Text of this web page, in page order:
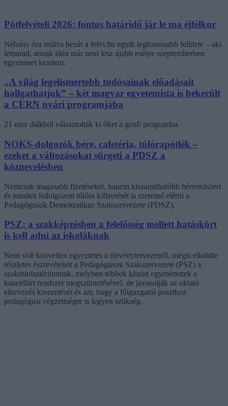
Pótfelvételi 2026: fontos határidő jár le ma éjfélkor
Néhány óra múlva bezár a felvi.hu egyik legfontosabb felülete – aki
lemarad, annak idén már nem lesz újabb esélye szeptemberben
egyetemet kezdeni.
„A világ legelismertebb tudósainak előadásait
hallgathatjuk” – két magyar egyetemista is bekerült
a CERN nyári programjába
21 ezer diákból választották ki őket a genfi programba.
NOKS-dolgozók bére, cafetéria, túlórapótlék –
ezeket a változásokat sürgeti a PDSZ a
köznevelésben
Nemcsak magasabb fizetéseket, hanem kiszámíthatóbb bérrendszert
és minden ledolgozott túlóra kifizetését is szeretné elérni a
Pedagógusok Demokratikus Szakszervezete (PDSZ).
PSZ: a szakképzésben a felelősség mellett hatáskört
is kell adni az iskoláknak
Nem volt közvetlen egyeztetés a törvénytervezetről, mégis elküldte
részletes észrevételeit a Pedagógusok Szakszervezete (PSZ) a
szakminisztériumnak, melyben többek között egyetértettek a
kancellári rendszer megszüntetésével, de javasolják az oktató
elnevezés kivezetését és azt, hogy a főigazgatói poszthoz
pedagógusi végzettségre is legyen szükség.